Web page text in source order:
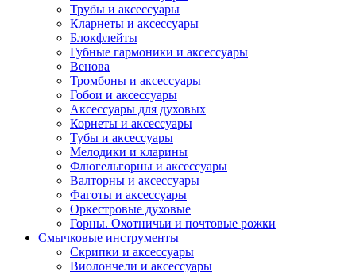
Трубы и аксессуары
Кларнеты и аксессуары
Блокфлейты
Губные гармоники и аксессуары
Венова
Тромбоны и аксессуары
Гобои и аксессуары
Аксессуары для духовых
Корнеты и аксессуары
Тубы и аксессуары
Мелодики и кларины
Флюгельгорны и аксессуары
Валторны и аксессуары
Фаготы и аксессуары
Оркестровые духовые
Горны. Охотничьи и почтовые рожки
Смычковые инструменты
Скрипки и аксессуары
Виолончели и аксессуары